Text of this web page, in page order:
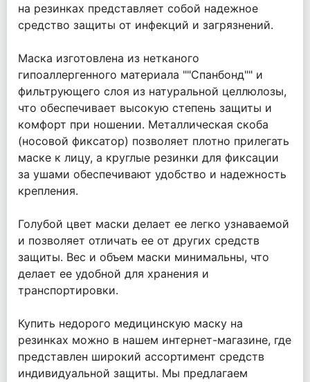
на резинках представляет собой надежное
средство защиты от инфекций и загрязнений.
Маска изготовлена из нетканого
гипоаллергенного материала ""Спанбонд"" и
фильтрующего слоя из натуральной целлюлозы,
что обеспечивает высокую степень защиты и
комфорт при ношении. Металлическая скоба
(носовой фиксатор) позволяет плотно прилегать
маске к лицу, а круглые резинки для фиксации
за ушами обеспечивают удобство и надежность
крепления.
Голубой цвет маски делает ее легко узнаваемой
и позволяет отличать ее от других средств
защиты. Вес и объем маски минимальны, что
делает ее удобной для хранения и
транспортировки.
Купить недорого медицинскую маску на
резинках можно в нашем интернет-магазине, где
представлен широкий ассортимент средств
индивидуальной защиты. Мы предлагаем